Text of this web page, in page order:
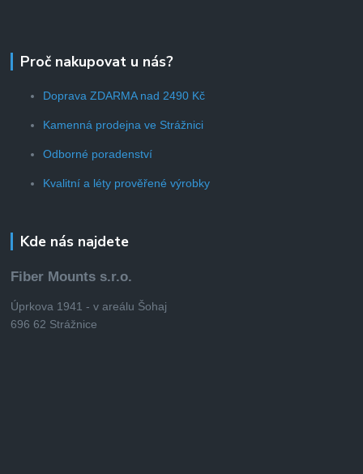
Proč nakupovat u nás?
Doprava ZDARMA nad 2490 Kč
Kamenná prodejna ve Strážnici
Odborné poradenství
Kvalitní a léty prověřené výrobky
Kde nás najdete
Fiber Mounts s.r.o.
Úprkova 1941 - v areálu Šohaj
696 62 Strážnice